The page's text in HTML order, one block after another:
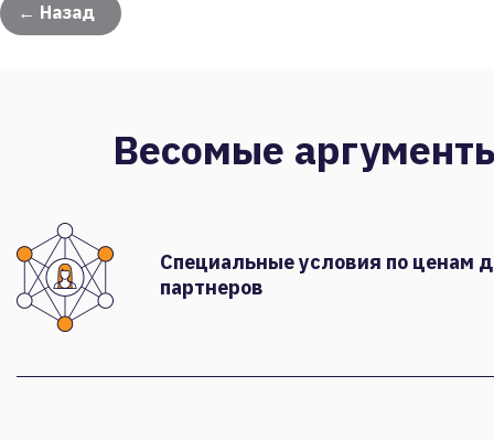
← Назад
Весомые
Специальные условия по ценам
партнеров